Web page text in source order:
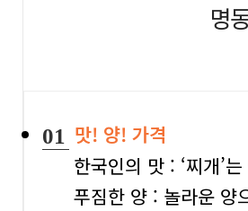
명
01 맛! 양! 가격
한국인의 맛 : ‘찌개’
푸짐한 양 : 놀라운 양